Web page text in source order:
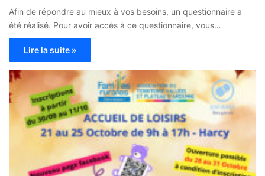
Afin de répondre au mieux à vos besoins, un questionnaire a
été réalisé. Pour avoir accès à ce questionnaire, vous…
Lire la suite »